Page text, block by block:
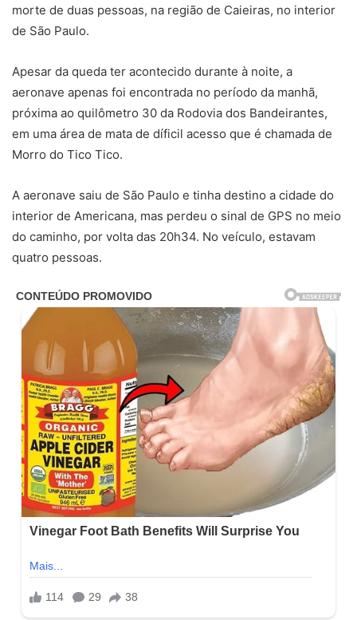
morte de duas pessoas, na região de Caieiras, no interior
de São Paulo.
Apesar da queda ter acontecido durante à noite, a
aeronave apenas foi encontrada no período da manhã,
próxima ao quilômetro 30 da Rodovia dos Bandeirantes,
em uma área de mata de díficil acesso que é chamada de
Morro do Tico Tico.
A aeronave saiu de São Paulo e tinha destino a cidade do
interior de Americana, mas perdeu o sinal de GPS no meio
do caminho, por volta das 20h34. No veículo, estavam
quatro pessoas.